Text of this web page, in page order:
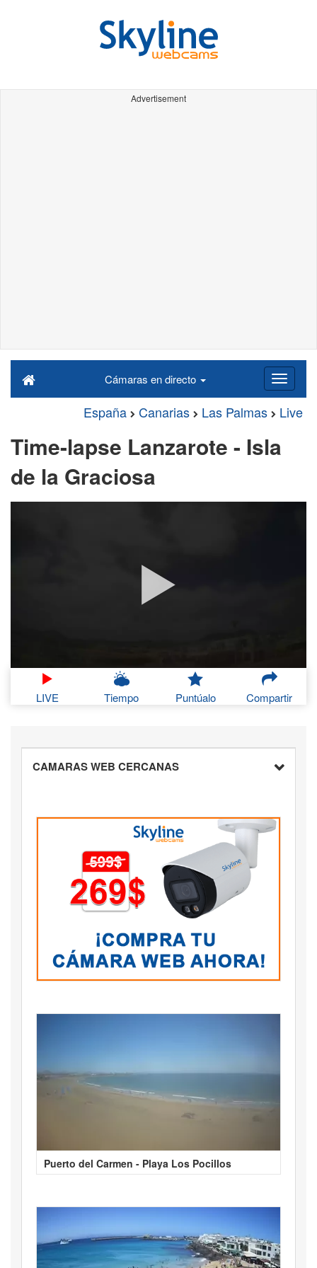
Advertisement
Cámaras en directo
España Canarias Las Palmas Live
Time-lapse Lanzarote - Isla
de la Graciosa
LIVE Tiempo Puntúalo Compartir
CAMARAS WEB CERCANAS
Puerto del Carmen - Playa Los Pocillos